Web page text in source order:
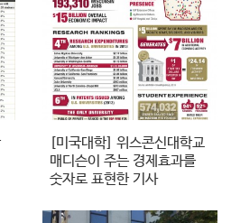
[미국대학] 위스콘신대학교
매디슨이 주는 경제효과를
숫자로 표현한 기사